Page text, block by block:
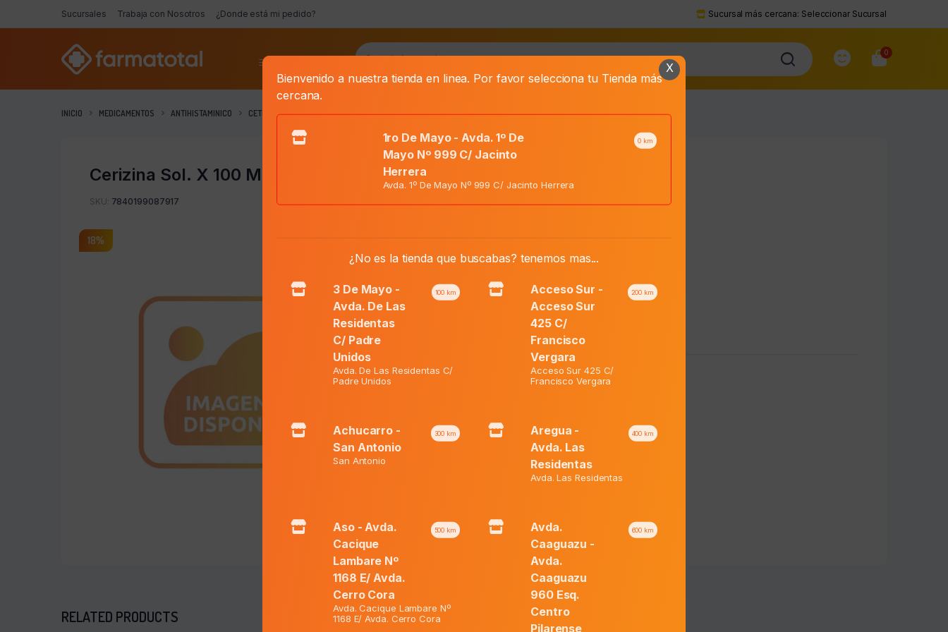
Sucursales Trabaja con Nosotros ¿Donde está mi pedido? Sucursal más cercana: Seleccionar Sucursal
0
INICIO MEDICAMENTOS ANTIHISTAMINICO CETIRIZINA CERIZINA SOL. X 100 ML.
Cerizina Sol. X 100 Ml.
SKU: 7840199087917
18%
precio
original
era:
₲ 49.500.
Precio Web:₲40.600 El
actual
es:
₲ 40.600.
Ml.
Añadir al carrito
RELATED PRODUCTS
X
Bienvenido a nuestra tienda en linea. Por favor selecciona tu Tienda más
cercana.
1ro De Mayo - Avda. 1º De
Mayo Nº 999 C/ Jacinto
Herrera
0 km
Avda. 1º De Mayo Nº 999 C/ Jacinto Herrera
¿No es la tienda que buscabas? tenemos mas...
3 De Mayo -
Avda. De Las
Residentas
C/ Padre
Unidos
100 km
Avda. De Las Residentas C/
Padre Unidos
Acceso Sur -
Acceso Sur
425 C/
Francisco
Vergara
200 km
Acceso Sur 425 C/
Francisco Vergara
Achucarro -
San Antonio
300 km
San Antonio
Aregua -
Avda. Las
Residentas
400 km
Avda. Las Residentas
Aso - Avda.
Cacique
Lambare Nº
1168 E/ Avda.
Cerro Cora
500 km
Avda. Cacique Lambare Nº
1168 E/ Avda. Cerro Cora
Avda.
Caaguazu -
Avda.
Caaguazu
960 Esq.
Centro
Pilarense
600 km